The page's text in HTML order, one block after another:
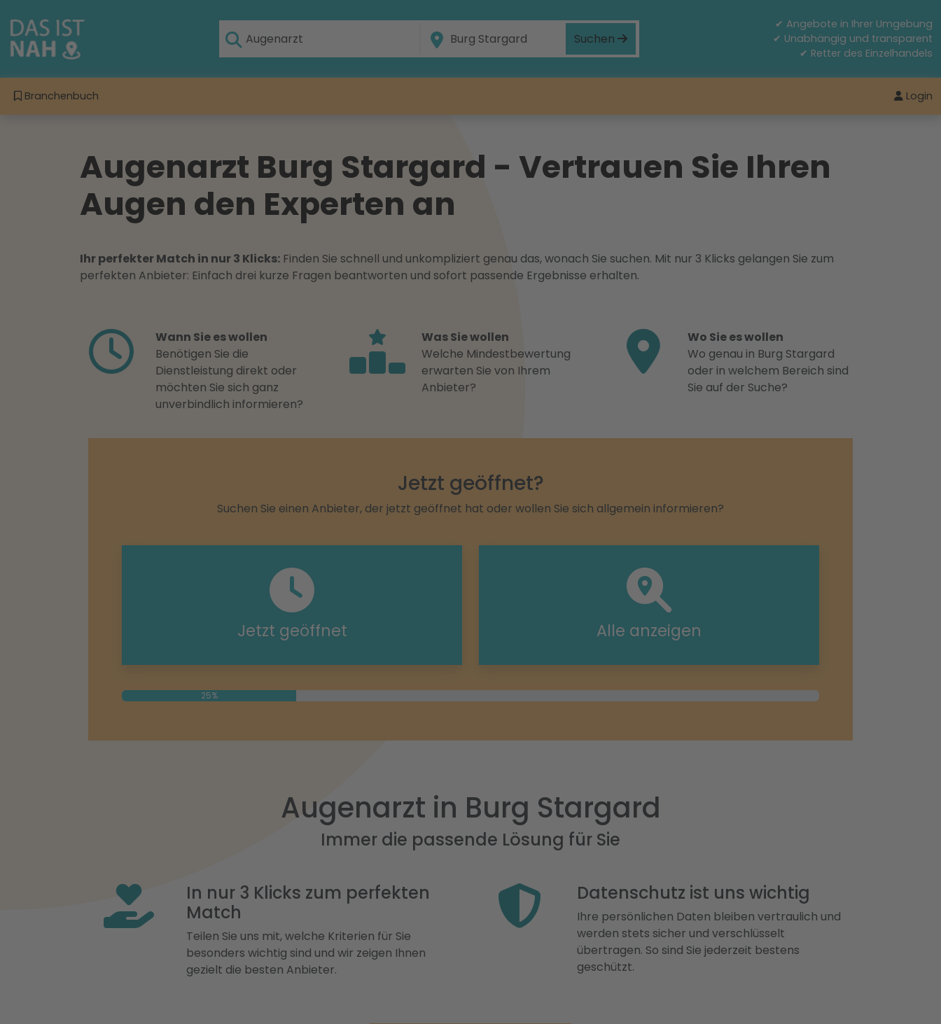
Suchen
✔ Angebote in Ihrer Umgebung
✔ Unabhängig und transparent
✔ Retter des Einzelhandels
Branchenbuch Login
Augenarzt Burg Stargard - Vertrauen Sie Ihren
Augen den Experten an
Ihr perfekter Match in nur 3 Klicks: Finden Sie schnell und unkompliziert genau das, wonach Sie suchen. Mit nur 3 Klicks gelangen Sie zum
perfekten Anbieter: Einfach drei kurze Fragen beantworten und sofort passende Ergebnisse erhalten.
Wann Sie es wollen
Benötigen Sie die
Dienstleistung direkt oder
möchten Sie sich ganz
unverbindlich informieren?
Was Sie wollen
Welche Mindestbewertung
erwarten Sie von Ihrem
Anbieter?
Wo Sie es wollen
Wo genau in Burg Stargard
oder in welchem Bereich sind
Sie auf der Suche?
Jetzt geöffnet?
Suchen Sie einen Anbieter, der jetzt geöffnet hat oder wollen Sie sich allgemein informieren?
Jetzt geöffnet Alle anzeigen
25%
Augenarzt in Burg Stargard
Immer die passende Lösung für Sie
In nur 3 Klicks zum perfekten
Match
Teilen Sie uns mit, welche Kriterien für Sie
besonders wichtig sind und wir zeigen Ihnen
gezielt die besten Anbieter.
Datenschutz ist uns wichtig
Ihre persönlichen Daten bleiben vertraulich und
werden stets sicher und verschlüsselt
übertragen. So sind Sie jederzeit bestens
geschützt.